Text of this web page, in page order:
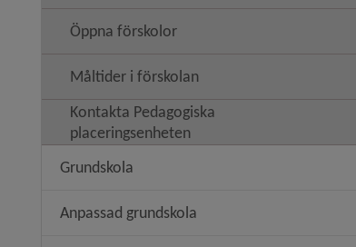
Öppna förskolor
Måltider i förskolan
Kontakta Pedagogiska
placeringsenheten
Grundskola
Anpassad grundskola